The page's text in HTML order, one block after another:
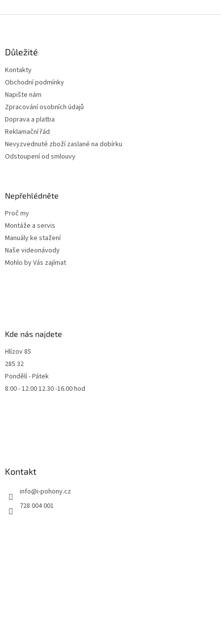
Důležité
Kontakty
Obchodní podmínky
Napište nám
Zpracování osobních údajů
Doprava a platba
Reklamační řád
Nevyzvednuté zboží zaslané na dobírku
Odstoupení od smlouvy
Nepřehlédněte
Proč my
Montáže a servis
Manuály ke stažení
Naše videonávody
Mohlo by Vás zajímat
Kde nás najdete
Hlízov 85
285 32
Pondělí - Pátek
8.00 - 12.00 12.30 -16.00 hod
Kontakt
info@i-pohony.cz
728 004 001